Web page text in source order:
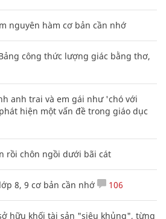
nguyên hàm cơ bản cần nhớ
công thức lượng giác bằng thơ,
anh trai và em gái như 'chó với
hiện một vấn đề trong giáo dục
rồi chôn ngồi dưới bãi cát
8, 9 cơ bản cần nhớ 106
hữu khối tài sản "siêu khủng", từng